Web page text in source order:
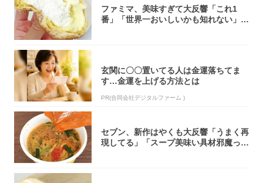
ファミマ、美味すぎて大反響「これ1
番」「世界一おいしいかも知れない」
玄関に〇〇置いてる人は金運落ちてま
す…金運を上げる方法とは
PR(合同会社デジタルファーム )
セブン、新作はやくも大反響「うまく再
現してる」「スープ美味い具材邪魔って